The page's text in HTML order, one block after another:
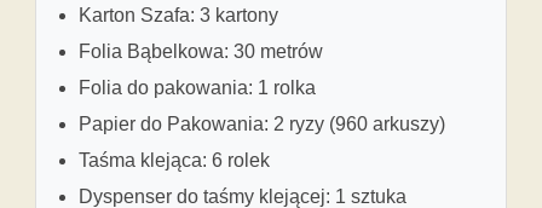
Karton Szafa: 3 kartony
Folia Bąbelkowa: 30 metrów
Folia do pakowania: 1 rolka
Papier do Pakowania: 2 ryzy (960 arkuszy)
Taśma klejąca: 6 rolek
Dyspenser do taśmy klejącej: 1 sztuka